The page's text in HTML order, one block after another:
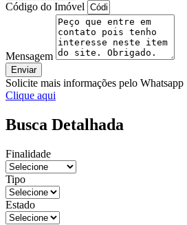
Código do Imóvel
Mensagem
Enviar
Solicite mais informações pelo Whatsapp
Clique aqui
Busca Detalhada
Finalidade
Tipo
Estado